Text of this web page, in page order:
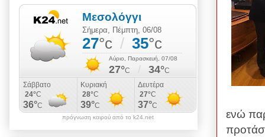
ενώ
πρόγνωση καιρού από το k24.net